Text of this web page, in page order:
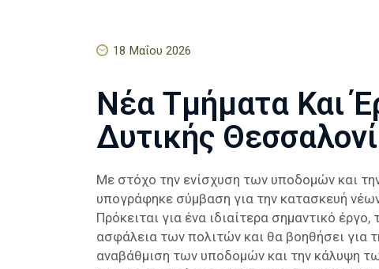
18 Μαΐου 2026
Νέα Τμήματα Και
Δυτικής
Με στόχο την ενίσχυση των υποδομών και
υπογράφηκε σύμβαση για την κατασκευή
Πρόκειται για ένα ιδιαίτερα σημαντικό
ασφάλεια των πολιτών και θα βοηθήσει για
αναβάθμιση των υποδομών και την κάλυψη